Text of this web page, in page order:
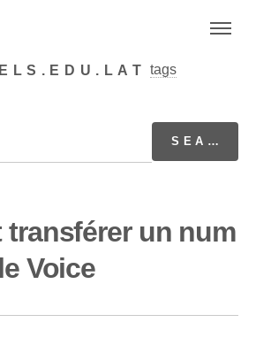
tags
transférer un num
Voice